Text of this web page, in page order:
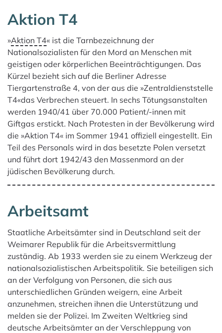
Aktion T4
»Aktion T4« ist die Tarnbezeichnung der
Nationalsozialisten für den Mord an Menschen mit
geistigen oder körperlichen Beeinträchtigungen. Das
Kürzel bezieht sich auf die Berliner Adresse
Tiergartenstraße 4, von der aus die »Zentraldienststelle
T4«das Verbrechen steuert. In sechs Tötungsanstalten
werden 1940/41 über 70.000 Patient/-innen mit
Giftgas erstickt. Nach Protesten in der Bevölkerung wird
die »Aktion T4« im Sommer 1941 offiziell eingestellt. Ein
Teil des Personals wird in das besetzte Polen versetzt
und führt dort 1942/43 den Massenmord an der
jüdischen Bevölkerung durch.
Arbeitsamt
Staatliche Arbeitsämter sind in Deutschland seit der
Weimarer Republik für die Arbeitsvermittlung
zuständig. Ab 1933 werden sie zu einem Werkzeug der
nationalsozialistischen Arbeitspolitik. Sie beteiligen sich
an der Verfolgung von Personen, die sich aus
unterschiedlichen Gründen weigern, eine Arbeit
anzunehmen, streichen ihnen die Unterstützung und
melden sie der Polizei. Im Zweiten Weltkrieg sind
deutsche Arbeitsämter an der Verschleppung von